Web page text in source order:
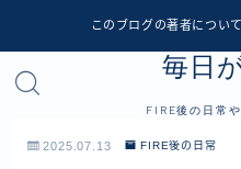
このブログの著者について
毎日
FIRE後の日常
MENU
プロフィール
2025.07.13 FIRE後の日常